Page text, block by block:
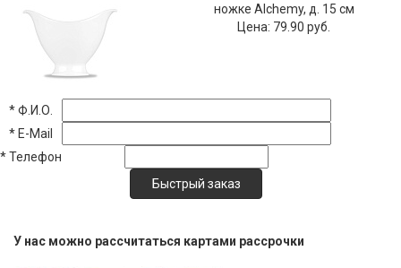
ножке Alchemy, д. 15 см
Цена: 79.90 руб.
*Ф.И.О.
* E-Mail
*Телефон
У нас можно рассчитаться картами рассрочки